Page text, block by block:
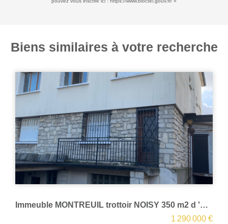
Biens similaires à votre recherche
Immeuble MONTREUIL trottoir NOISY 350 m2 d 'habitation + 100 m² garage
1 290 000 €